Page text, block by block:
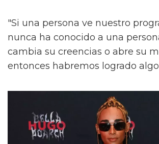
"Si una persona ve nuestro
nunca ha conocido a una
cambia su creencias o abre su
entonces habremos logrado